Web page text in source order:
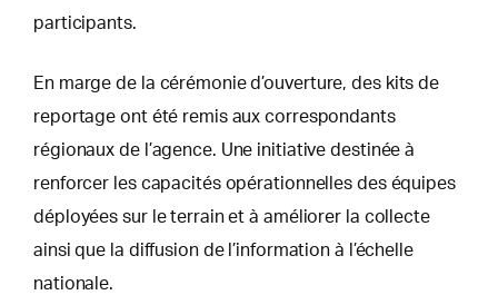
participants.
En marge de la cérémonie d’ouverture, des kits de
reportage ont été remis aux correspondants
régionaux de l’agence. Une initiative destinée à
renforcer les capacités opérationnelles des équipes
déployées sur le terrain et à améliorer la collecte
ainsi que la diffusion de l’information à l’échelle
nationale.